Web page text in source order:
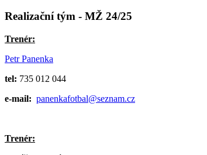
Realizační tým - MŽ 24/25
Trenér:
Petr Panenka
tel: 735 012 044
e-mail: panenkafotbal@seznam.cz
Trenér: